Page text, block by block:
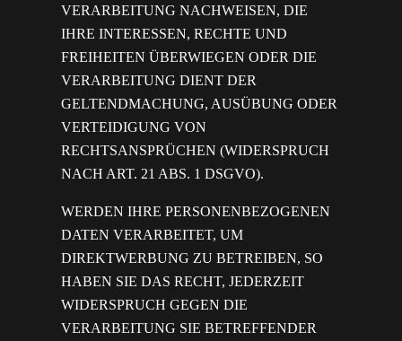
VERARBEITUNG NACHWEISEN, DIE
IHRE INTERESSEN, RECHTE UND
FREIHEITEN ÜBERWIEGEN ODER DIE
VERARBEITUNG DIENT DER
GELTENDMACHUNG, AUSÜBUNG ODER
VERTEIDIGUNG VON
RECHTSANSPRÜCHEN (WIDERSPRUCH
NACH ART. 21 ABS. 1 DSGVO).
WERDEN IHRE PERSONENBEZOGENEN
DATEN VERARBEITET, UM
DIREKTWERBUNG ZU BETREIBEN, SO
HABEN SIE DAS RECHT, JEDERZEIT
WIDERSPRUCH GEGEN DIE
VERARBEITUNG SIE BETREFFENDER